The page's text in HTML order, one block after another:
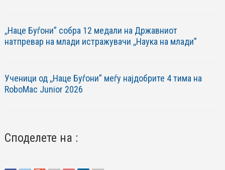
,,Наце Буѓони” собра 12 медали на Државниот
натпревар на млади истражувачи ,,Наука на млади”
Ученици од ,,Наце Буѓони” меѓу најдобрите 4 тима на
RoboМac Junior 2026
Споделете на :